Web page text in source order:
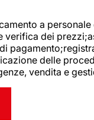
a
dei
delle
vendita e